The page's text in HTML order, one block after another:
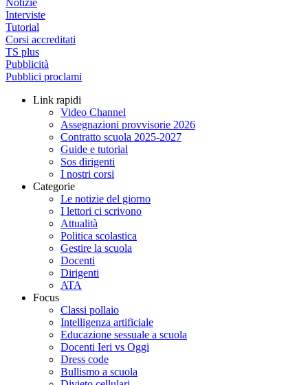
Notizie
Interviste
Tutorial
Corsi accreditati
TS plus
Pubblicità
Pubblici proclami
Link rapidi
Video Channel
Assegnazioni provvisorie 2026
Contratto scuola 2025-2027
Guide e tutorial
Sos dirigenti
I nostri corsi
Categorie
Le notizie del giorno
I lettori ci scrivono
Attualità
Politica scolastica
Gestire la scuola
Docenti
Dirigenti
ATA
Focus
Classi pollaio
Intelligenza artificiale
Educazione sessuale a scuola
Docenti Ieri vs Oggi
Dress code
Bullismo a scuola